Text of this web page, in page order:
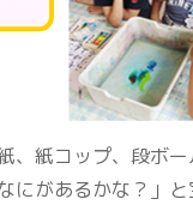
、紙コップ、段ボー
にがあるかな？」